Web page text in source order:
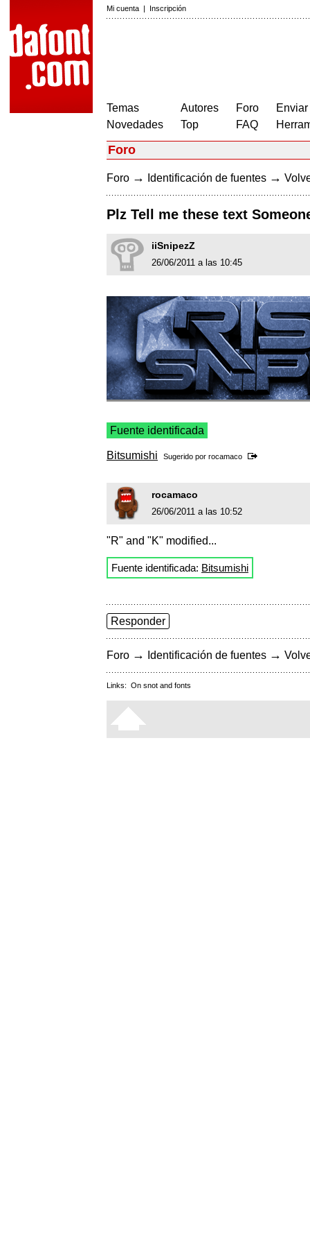
Mi cuenta | Inscripción
Temas
Novedades
Autores
Top
Foro
FAQ
Foro
Foro → Identificación de fuentes →
Plz Tell me these text
iiSnipezZ
26/06/2011 a las 10:45
Fuente identificada
Bitsumishi Sugerido por rocamaco
rocamaco
26/06/2011 a las 10:52
"R" and "K" modified...
Fuente identificada: Bitsumishi
Responder
Foro → Identificación de fuentes →
Links: On snot and fonts